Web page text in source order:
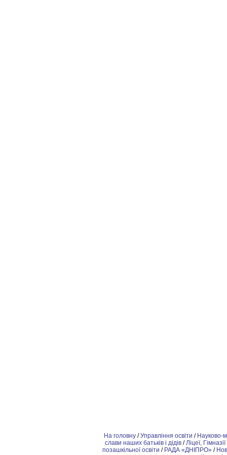
На головну /Управління освіти / Науково-
слави наших батьків і дідів/Ліцеї, Гімназії
позашкiльної освіти / РАДА «ДНІПРО» /